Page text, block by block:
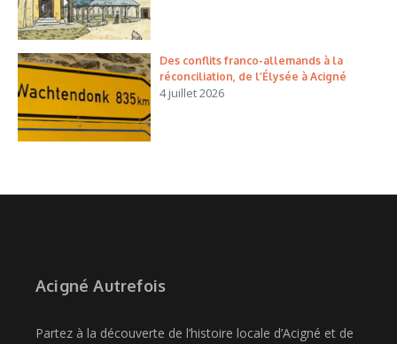
Des conflits franco-allemands à la
réconciliation, de l’Élysée à Acigné
4 juillet 2026
Acigné Autrefois
Partez à la découverte de l’histoire locale d’Acigné et de